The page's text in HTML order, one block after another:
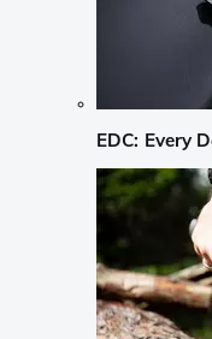
EDC: Every